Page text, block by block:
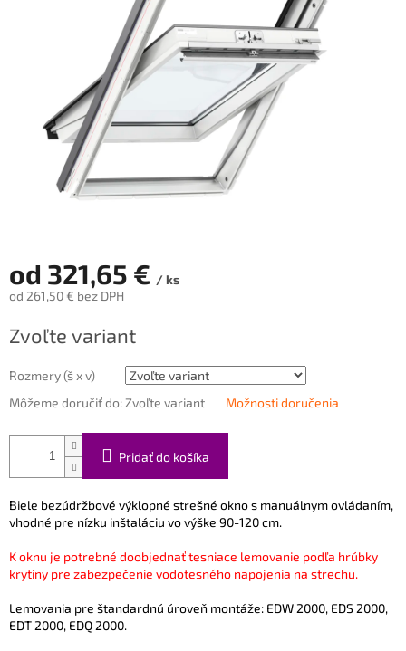
od 321,65 € / ks
od 261,50 € bez DPH
cena:
Zvoľte variant
Rozmery (š x v)
Môžeme doručiť do: Zvoľte variant Možnosti doručenia
Pridať do košíka
Biele bezúdržbové výklopné strešné okno s manuálnym ovládaním,
vhodné pre nízku inštaláciu vo výške 90-120 cm.
K oknu je potrebné doobjednať tesniace lemovanie podľa hrúbky
krytiny pre zabezpečenie vodotesného napojenia na strechu.
Lemovania pre štandardnú úroveň montáže: EDW 2000, EDS 2000,
EDT 2000, EDQ 2000.